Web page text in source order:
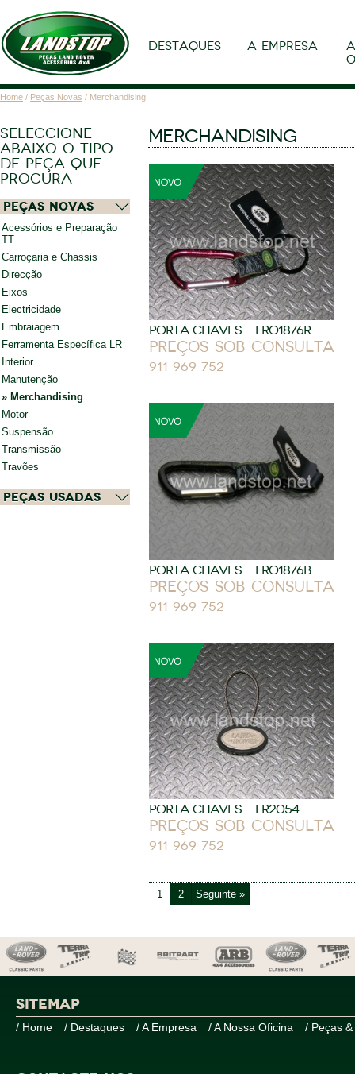
DESTAQUES A EMPRESA
Home / Peças Novas / Merchandising
SELECCIONE
ABAIXO O TIPO
DE PEÇA QUE
PROCURA
Peças Novas
Acessórios e Preparação
TT
Carroçaria e Chassis
Direcção
Eixos
Electricidade
Embraiagem
Ferramenta Específica LR
Interior
Manutenção
Merchandising
Motor
Suspensão
Transmissão
Travões
Peças Usadas
MERCHANDISING
PORTA-CHAVES – LRO1876R
Preços sob consulta
911 969 752
PORTA-CHAVES – LRO1876B
Preços sob consulta
911 969 752
PORTA-CHAVES – LR2054
Preços sob consulta
911 969 752
1 2 Seguinte »
SITEMAP
/ Home / Destaques / A Empresa / A Nossa Oficina / Peças